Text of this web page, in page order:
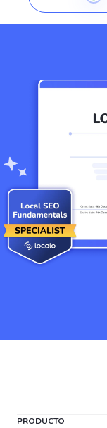
PRODUCTO